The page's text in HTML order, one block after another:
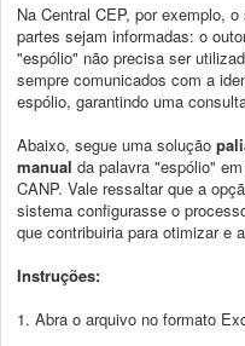
Na Central CEP, por exemplo,
partes sejam informadas: o
"espólio" não precisa ser
sempre comunicados com a
espólio, garantindo uma
Abaixo, segue uma solução
manual da palavra "espólio"
CANP. Vale ressaltar que a
sistema configurasse o
que contribuiria para otimizar e
Instruções:
1. Abra o arquivo no formato